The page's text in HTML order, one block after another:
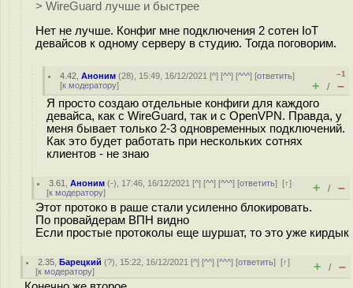
> WireGuard лучше и быстрее
Нет не лучше. Конфиг мне подключения 2 сотен IoT
девайсов к одному серверу в студию. Тогда поговорим.
4.42 ,Аноним (28), 15:49, 16/12/2021 [^] [^^] [^^^] [ответить]
[к модератору]
–1
+ / –
Я просто создаю отдельные конфиги для каждого
девайса, как с WireGuard, так и с OpenVPN. Правда, у
меня бывает только 2-3 одновременных подключений.
Как это будет работать при нескольких сотнях
клиентов - не знаю
3.61 ,Аноним (-), 17:46, 16/12/2021 [^] [^^] [^^^] [ответить][↑]
[к модератору] + / –
Этот протоко в раше стали усиленно блокировать.
По провайдерам ВПН видно
Если простые протоколы еще шуршат, то это уже кирдык
2.35 ,Барецкий (?), 15:22, 16/12/2021 [^] [^^] [^^^] [ответить][↑]
[к модератору] + / –